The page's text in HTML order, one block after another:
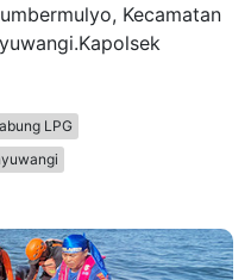
Kecamatan
LPG